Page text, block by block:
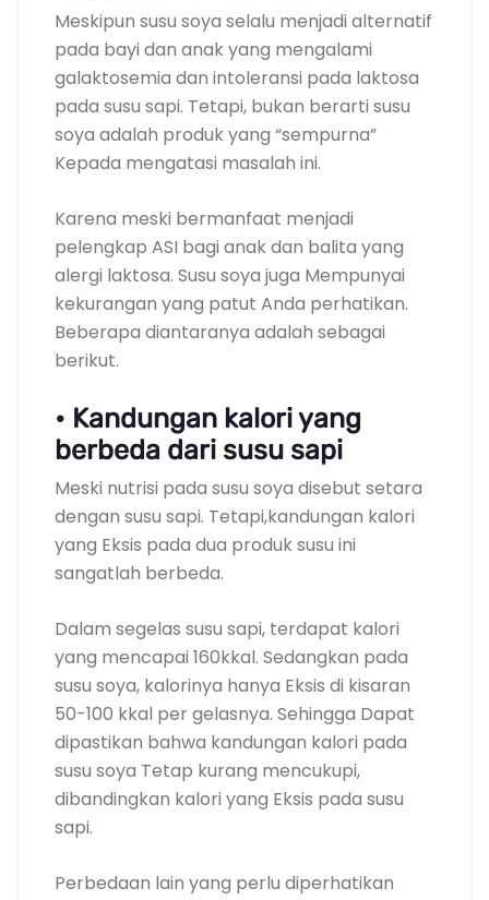
Meskipun susu soya selalu menjadi alternatif
pada bayi dan anak yang mengalami
galaktosemia dan intoleransi pada laktosa
pada susu sapi. Tetapi, bukan berarti susu
soya adalah produk yang “sempurna”
Kepada mengatasi masalah ini.
Karena meski bermanfaat menjadi
pelengkap ASI bagi anak dan balita yang
alergi laktosa. Susu soya juga Mempunyai
kekurangan yang patut Anda perhatikan.
Beberapa diantaranya adalah sebagai
berikut.
• Kandungan kalori yang
berbeda dari susu sapi
Meski nutrisi pada susu soya disebut setara
dengan susu sapi. Tetapi,kandungan kalori
yang Eksis pada dua produk susu ini
sangatlah berbeda.
Dalam segelas susu sapi, terdapat kalori
yang mencapai 160kkal. Sedangkan pada
susu soya, kalorinya hanya Eksis di kisaran
50-100 kkal per gelasnya. Sehingga Dapat
dipastikan bahwa kandungan kalori pada
susu soya Tetap kurang mencukupi,
dibandingkan kalori yang Eksis pada susu
sapi.
Perbedaan lain yang perlu diperhatikan